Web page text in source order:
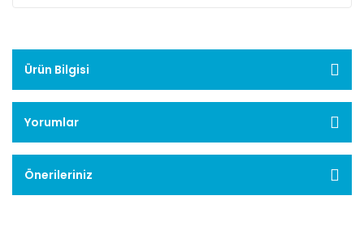
Ürün Bilgisi
Yorumlar
Önerileriniz